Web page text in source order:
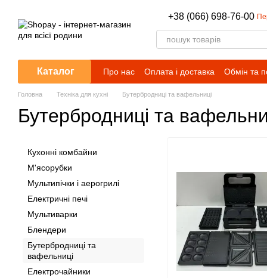
+38 (066) 698-76-00
Каталог Про нас Оплата і доставка Обмін та
Головна Техніка для кухні Бутербродниці та вафельниці
Бутербродниці та
Кухонні комбайни
М'ясорубки
Мультипічки і аерогрилі
Електричні печі
Мультиварки
Блендери
Бутербродниці та
вафельниці
Електрочайники